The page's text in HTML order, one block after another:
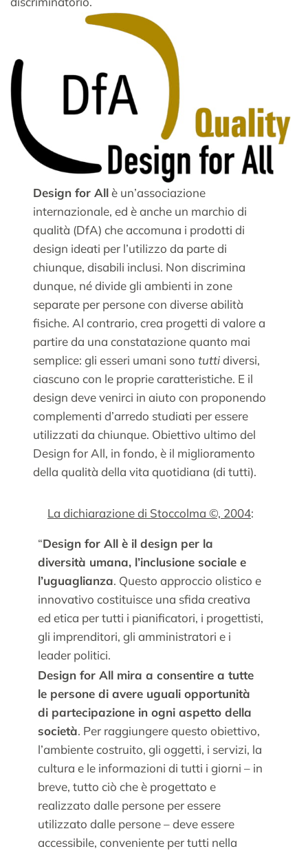
Design for Allè un’associazione
internazionale, ed è anche un marchio di
qualità (DfA) che accomuna i prodotti di
design ideati per l’utilizzo da parte di
chiunque, disabili inclusi. Non discrimina
dunque, né divide gli ambienti in zone
separate per persone con diverse abilità
fisiche. Al contrario, crea progetti di valore a
partire da una constatazione quanto mai
semplice: gli esseri umani sono tuttidiversi,
ciascuno con le proprie caratteristiche. E il
design deve venirci in aiuto con proponendo
complementi d’arredo studiati per essere
utilizzati da chiunque. Obiettivo ultimo del
Design for All, in fondo, è il miglioramento
della qualità della vita quotidiana (di tutti).
La dichiarazione di Stoccolma ©, 2004:
“Design for All è il design per la
diversità umana, l’inclusione sociale e
l’uguaglianza. Questo approccio olistico e
innovativo costituisce una sfida creativa
ed etica per tutti i pianificatori, i progettisti,
gli imprenditori, gli amministratori e i
leader politici.
Design for All mira a consentire a tutte
le persone di avere uguali opportunità
di partecipazione in ogni aspetto della
società. Per raggiungere questo obiettivo,
l’ambiente costruito, gli oggetti, i servizi, la
cultura e le informazioni di tutti i giorni – in
breve, tutto ciò che è progettato e
realizzato dalle persone per essere
utilizzato dalle persone – deve essere
accessibile, conveniente per tutti nella